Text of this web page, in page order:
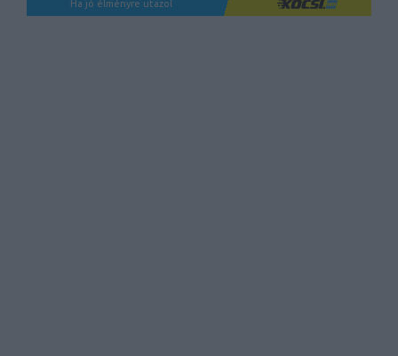
Ha jó élményre utazol